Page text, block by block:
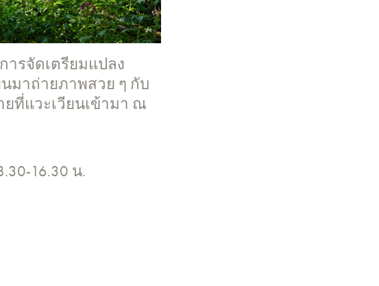
รจัดเตรียมแปลง
นมาถ่ายภาพสวย ๆ กับ
ยที่แวะเวียนเข้ามา ณ
16.30 น.